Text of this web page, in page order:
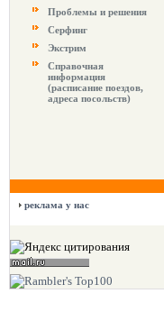
Проблемы и решения
Серфинг
Экстрим
Справочная
информация
(расписание поездов,
адреса посольств)
реклама у нас